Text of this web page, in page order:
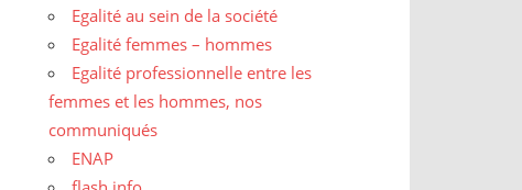
Egalité au sein de la société
Egalité femmes – hommes
Egalité professionnelle entre les
femmes et les hommes, nos
communiqués
ENAP